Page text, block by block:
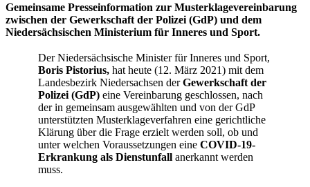
Gemeinsame Presseinformation zur Musterklagevereinbarung
zwischen der Gewerkschaft der Polizei (GdP) und dem
Niedersächsischen Ministerium für Inneres und Sport.
Der Niedersächsische Minister für Inneres und Sport,
Boris Pistorius, hat heute (12. März 2021) mit dem
Landesbezirk Niedersachsen derGewerkschaft der
Polizei (GdP) eine Vereinbarung geschlossen, nach
der in gemeinsam ausgewählten und von der GdP
unterstützten Musterklageverfahren eine gerichtliche
Klärung über die Frage erzielt werden soll, ob und
unter welchen Voraussetzungen eine COVID-19-
Erkrankung als Dienstunfall anerkannt werden
muss.